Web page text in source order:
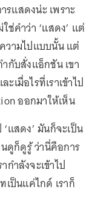
รแสดงน่ะ เพราะ
ช่คำว่า ‘แสดง’ แต่
วามไปแบบนั้น แต่
กับสั่งแอ็กชัน เขา
เมื่อไรที่เราเข้าไป
ออกมาให้เห็น
แสดง’ มันก็จะเป็น
ดูก็ดูรู้ ว่านี่คือการ
กำลังจะเข้าไป
เป็นแค่ไกด์ เราก็